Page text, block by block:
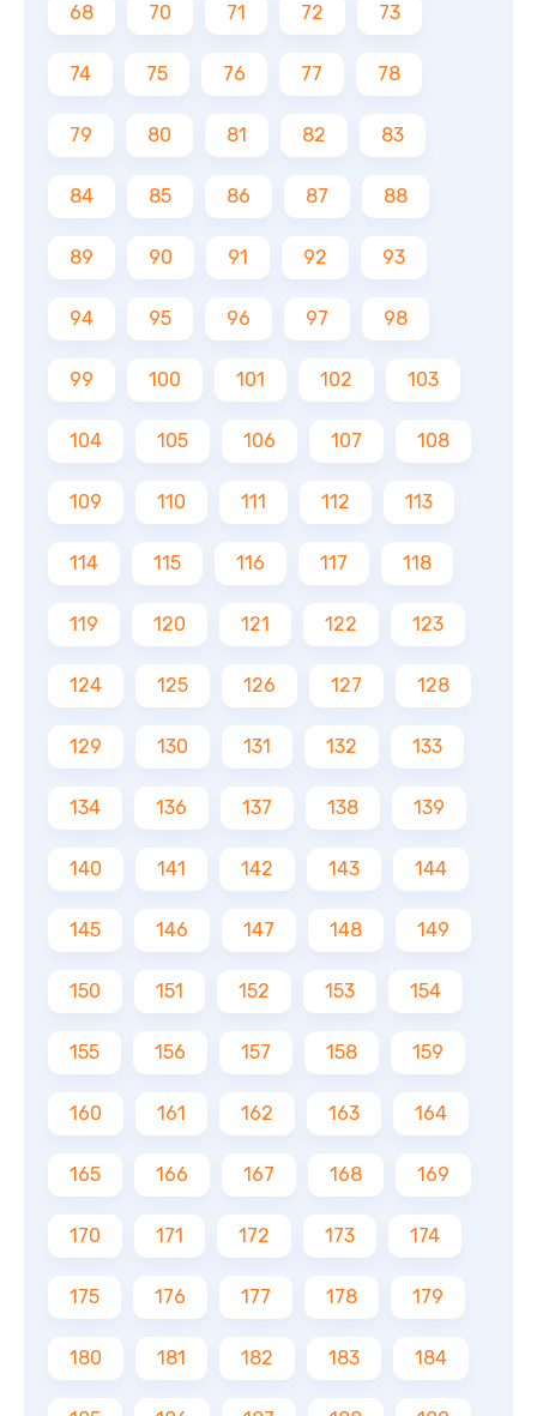
68 70 71 72 73
74 75 76 77 78
79 80 81 82 83
84 85 86 87 88
89 90 91 92 93
94 95 96 97 98
99 100 101 102 103
104 105 106 107 108
109 110 111 112 113
114 115 116 117 118
119 120 121 122 123
124 125 126 127 128
129 130 131 132 133
134 136 137 138 139
140 141 142 143 144
145 146 147 148 149
150 151 152 153 154
155 156 157 158 159
160 161 162 163 164
165 166 167 168 169
170 171 172 173 174
175 176 177 178 179
180 181 182 183 184